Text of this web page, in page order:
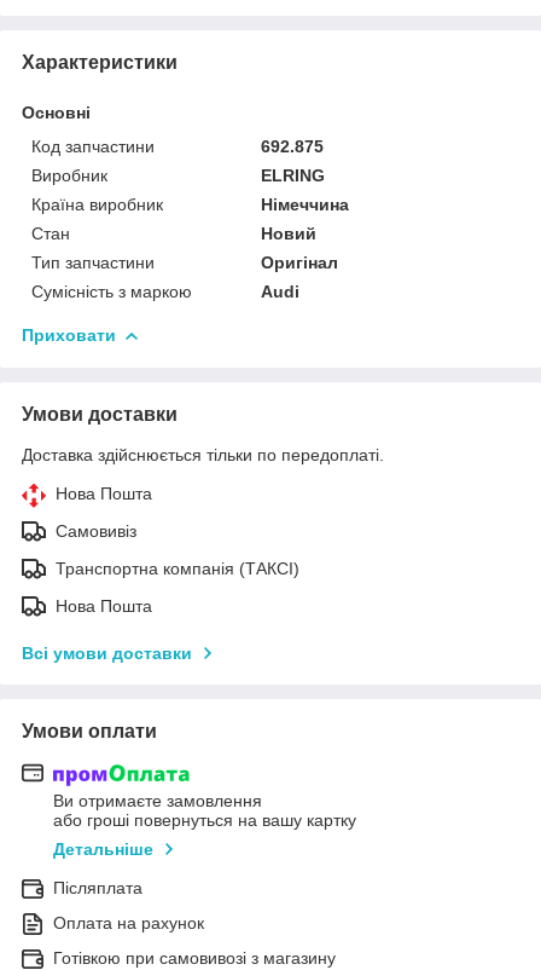
Характеристики
Основні
Код запчастини
692.875
Виробник
ELRING
Країна виробник
Німеччина
Стан
Новий
Тип запчастини
Оригінал
Сумісність з маркою
Audi
Приховати
Умови доставки
Доставка здійснюється тільки по передоплаті.
Нова Пошта
Самовивіз
Транспортна компанія (ТАКСІ)
Нова Пошта
Всі умови доставки
Умови оплати
Ви отримаєте замовлення
або гроші повернуться на вашу картку
Детальніше
Післяплата
Оплата на рахунок
Готівкою при самовивозі з магазину